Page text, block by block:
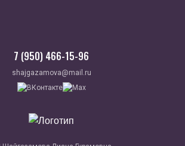
7 (950) 466-15-96
shajgazamova@mail.ru